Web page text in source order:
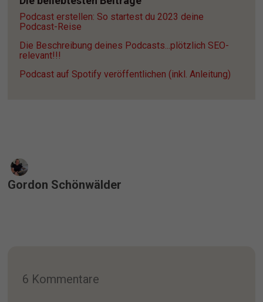
Podcast erstellen: So startest du 2023 deine
Podcast-Reise
Die Beschreibung deines Podcasts...plötzlich SEO-
relevant!!!
Podcast auf Spotify veröffentlichen (inkl. Anleitung)
Gordon Schönwälder
6 Kommentare